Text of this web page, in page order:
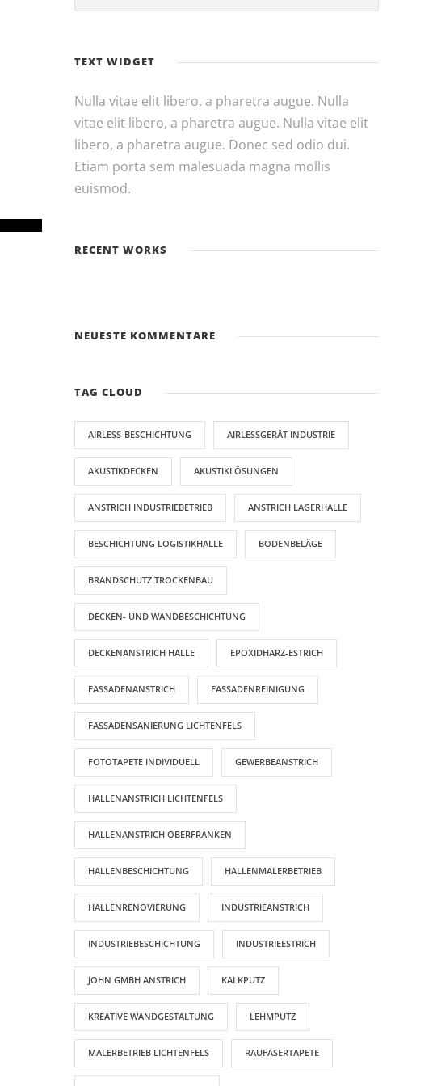
TEXT WIDGET
Nulla vitae elit libero, a pharetra augue. Nulla
vitae elit libero, a pharetra augue. Nulla vitae elit
libero, a pharetra augue. Donec sed odio dui.
Etiam porta sem malesuada magna mollis
euismod.
RECENT WORKS
NEUESTE KOMMENTARE
TAG CLOUD
AIRLESS-BESCHICHTUNG AIRLESSGERÄT INDUSTRIE
AKUSTIKDECKEN AKUSTIKLÖSUNGEN
ANSTRICH INDUSTRIEBETRIEB ANSTRICH LAGERHALLE
BESCHICHTUNG LOGISTIKHALLE BODENBELÄGE
BRANDSCHUTZ TROCKENBAU
DECKEN- UND WANDBESCHICHTUNG
DECKENANSTRICH HALLE EPOXIDHARZ-ESTRICH
FASSADENANSTRICH FASSADENREINIGUNG
FASSADENSANIERUNG LICHTENFELS
FOTOTAPETE INDIVIDUELL GEWERBEANSTRICH
HALLENANSTRICH LICHTENFELS
HALLENANSTRICH OBERFRANKEN
HALLENBESCHICHTUNG HALLENMALERBETRIEB
HALLENRENOVIERUNG INDUSTRIEANSTRICH
INDUSTRIEBESCHICHTUNG INDUSTRIEESTRICH
JOHN GMBH ANSTRICH KALKPUTZ
KREATIVE WANDGESTALTUNG LEHMPUTZ
MALERBETRIEB LICHTENFELS RAUFASERTAPETE
AKTUELLE BEITRÄGE